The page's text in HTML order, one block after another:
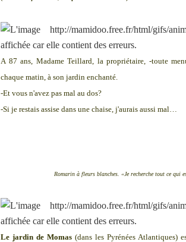
A 87 ans, Madame Teillard, la propriétaire, -toute
chaque matin, à son jardin enchanté.
-Et vous n'avez pas mal au dos?
-Si je restais assise dans une chaise, j'aurais aussi mal…
Romarin à fleurs blanches. «Je recherche tout ce qui
Le jardin de Momas (dans les Pyrénées Atlantiques)